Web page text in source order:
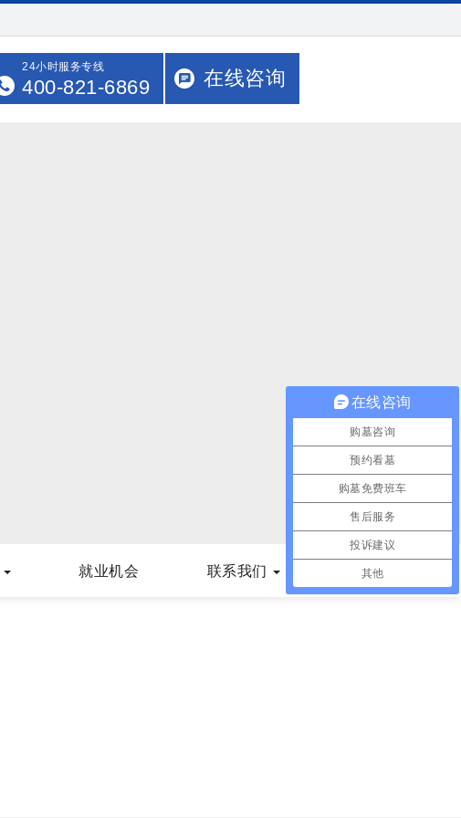
24小时服务专线
400-821-6869 在线咨询
就业机会 联系我们
在线咨询
购墓咨询
预约看墓
购墓免费班车
售后服务
投诉建议
其他